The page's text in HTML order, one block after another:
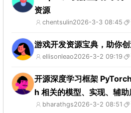
资源
chentsulin2026-3-3 08:45
游戏开发资源宝典，助你
ellisonleao2026-3-2 09:19
开源深度学习框架
h 相关的模型、实现、辅
bharathgs2026-3-2 08:51